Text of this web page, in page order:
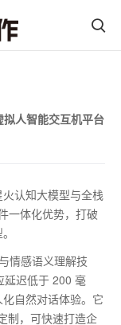
拟人智能交互机平台
认知大模型与全栈
一体化优势，打破
情感语义理解技
延迟低于200 毫
自然对话体验。它
制，可快速打造企